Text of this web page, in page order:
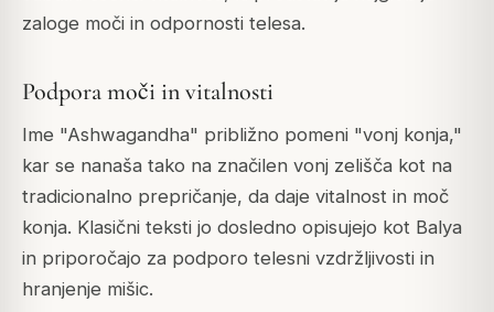
zaloge moči in odpornosti telesa.
Podpora moči in vitalnosti
Ime "Ashwagandha" približno pomeni "vonj konja,"
kar se nanaša tako na značilen vonj zelišča kot na
tradicionalno prepričanje, da daje vitalnost in moč
konja. Klasični teksti jo dosledno opisujejo kot Balya
in priporočajo za podporo telesni vzdržljivosti in
hranjenje mišic.